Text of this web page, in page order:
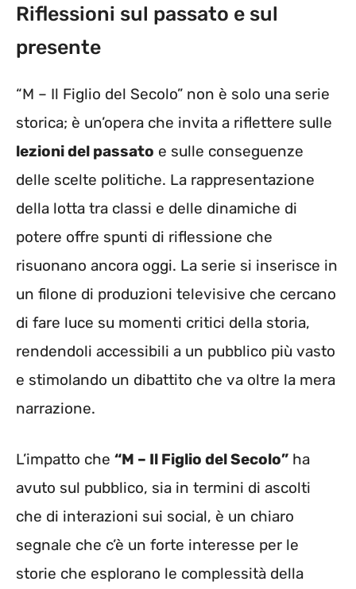
Riflessioni sul passato e sul
presente
“M – Il Figlio del Secolo” non è solo una serie
storica; è un’opera che invita a riflettere sulle
lezioni del passato e sulle conseguenze
delle scelte politiche. La rappresentazione
della lotta tra classi e delle dinamiche di
potere offre spunti di riflessione che
risuonano ancora oggi. La serie si inserisce in
un filone di produzioni televisive che cercano
di fare luce su momenti critici della storia,
rendendoli accessibili a un pubblico più vasto
e stimolando un dibattito che va oltre la mera
narrazione.
L’impatto che “M – Il Figlio del Secolo” ha
avuto sul pubblico, sia in termini di ascolti
che di interazioni sui social, è un chiaro
segnale che c’è un forte interesse per le
storie che esplorano le complessità della